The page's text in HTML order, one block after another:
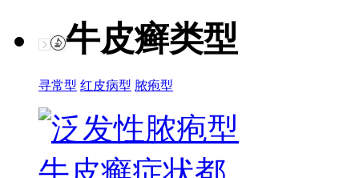
牛皮癣类型
寻常型 红皮病型 脓疱型